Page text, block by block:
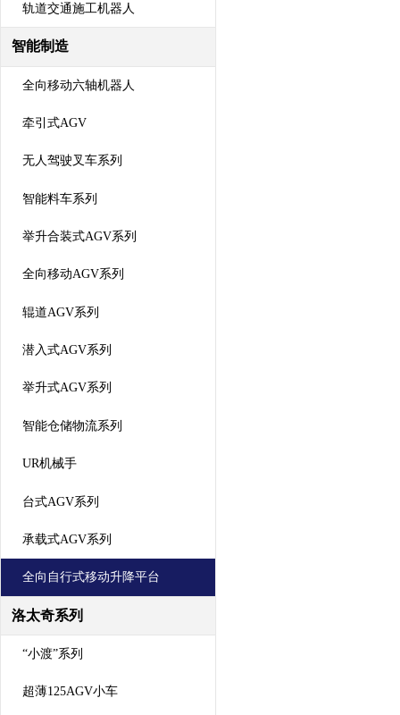
轨道交通施工机器人
智能制造
全向移动六轴机器人
牵引式AGV
无人驾驶叉车系列
智能料车系列
举升合装式AGV系列
全向移动AGV系列
辊道AGV系列
潜入式AGV系列
举升式AGV系列
智能仓储物流系列
UR机械手
台式AGV系列
承载式AGV系列
全向自行式移动升降平台
洛太奇系列
“小渡”系列
超薄125AGV小车